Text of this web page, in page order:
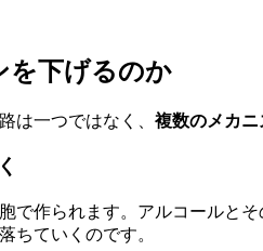
を下げるのか
は一つではなく、 複数のメカ
で作られます。アルコールとそ
ちていくのです。